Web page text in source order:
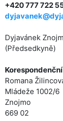
+420 777 722
Dyjavánek
(Předsedkyně)
Romana
Mládeže 1002/6
Znojmo
669 02